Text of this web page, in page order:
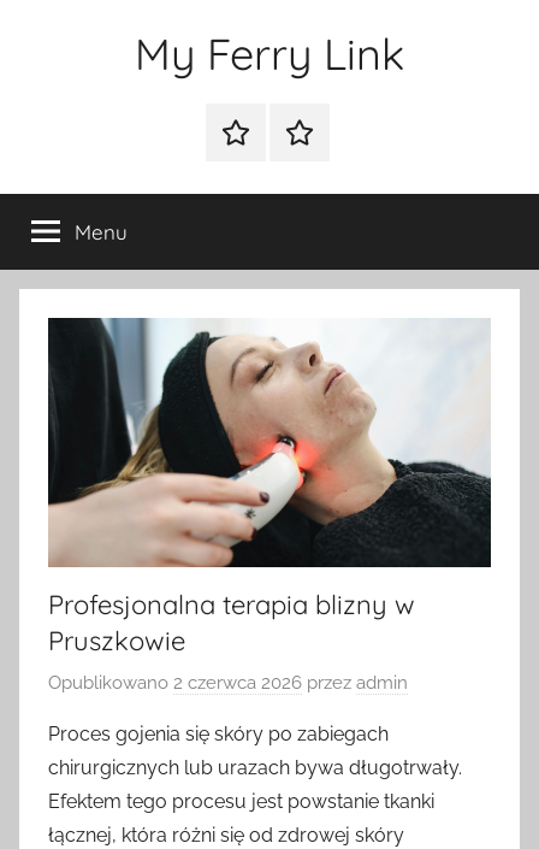
My Ferry Link
Sklep Blog
Menu
Profesjonalna terapia blizny w
Pruszkowie
Opublikowano 2 czerwca 2026 przez admin
Proces gojenia się skóry po zabiegach
chirurgicznych lub urazach bywa długotrwały.
Efektem tego procesu jest powstanie tkanki
łącznej, która różni się od zdrowej skóry